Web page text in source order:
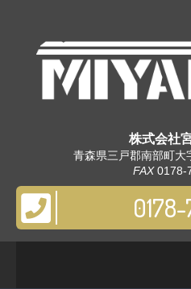
株式会社
青森県三戸郡南部町大
FAX 0178-